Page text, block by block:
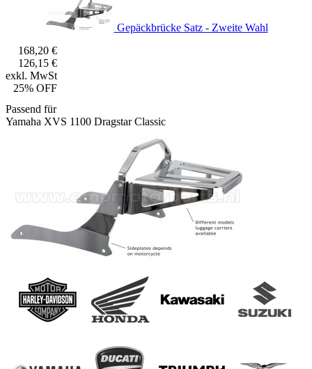
Gepäckbrücke Satz - Zweite Wahl
168,20 €
126,15 €
exkl. MwSt
25% OFF
Passend für
Yamaha XVS 1100 Dragstar Classic